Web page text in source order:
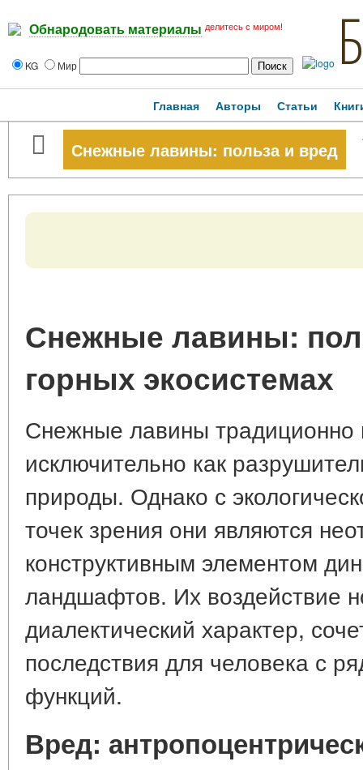
Обнародовать материалы делитесь с миром!
KG Мир
Главная Авторы Статьи
Снежные лавины: польза и вред
Снежные лавины:
горных экосистемах
Снежные лавины традиционно
исключительно как
природы. Однако с
точек зрения они являются
конструктивным элементом
ландшафтов. Их воздействие
диалектический характер,
последствия для человека с
функций.
Вред: